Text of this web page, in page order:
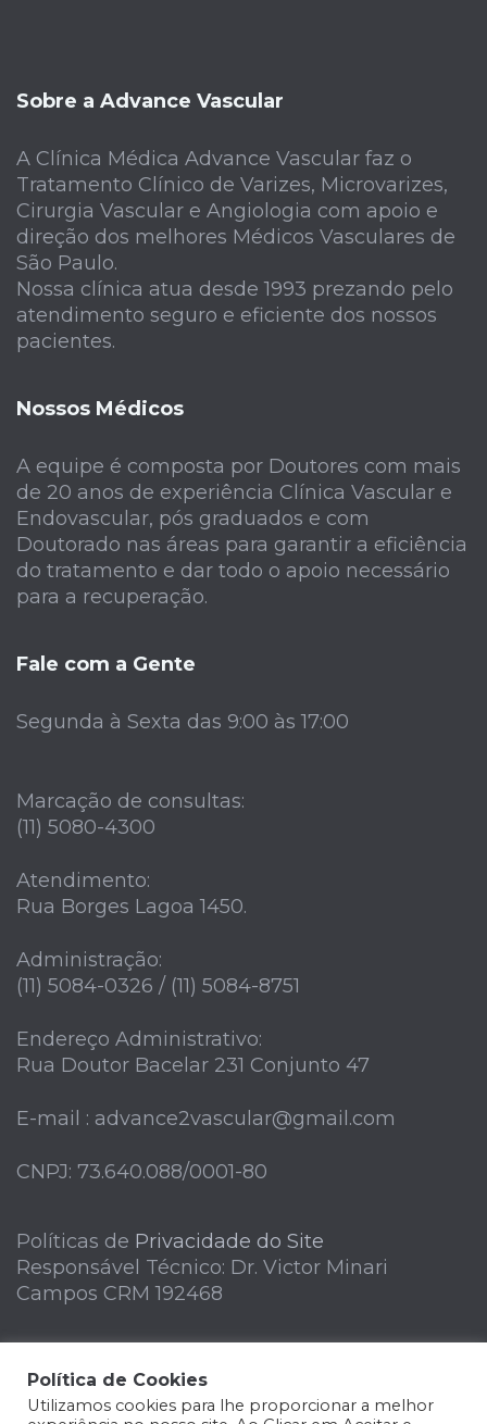
Sobre a Advance Vascular
A Clínica Médica Advance Vascular faz o
Tratamento Clínico de Varizes, Microvarizes,
Cirurgia Vascular e Angiologia com apoio e
direção dos melhores Médicos Vasculares de
São Paulo.
Nossa clínica atua desde 1993 prezando pelo
atendimento seguro e eficiente dos nossos
pacientes.
Nossos Médicos
A equipe é composta por Doutores com mais
de 20 anos de experiência Clínica Vascular e
Endovascular, pós graduados e com
Doutorado nas áreas para garantir a eficiência
do tratamento e dar todo o apoio necessário
para a recuperação.
Fale com a Gente
Segunda à Sexta das 9:00 às 17:00
Marcação de consultas:
(11) 5080-4300
Atendimento:
Rua Borges Lagoa 1450.
Administração:
(11) 5084-0326 / (11) 5084-8751
Endereço Administrativo:
Rua Doutor Bacelar 231 Conjunto 47
E-mail : advance2vascular@gmail.com
CNPJ: 73.640.088/0001-80
Políticas de Privacidade do Site
Responsável Técnico: Dr. Victor Minari
Campos CRM 192468
Política de Cookies
Utilizamos cookies para lhe proporcionar a melhor